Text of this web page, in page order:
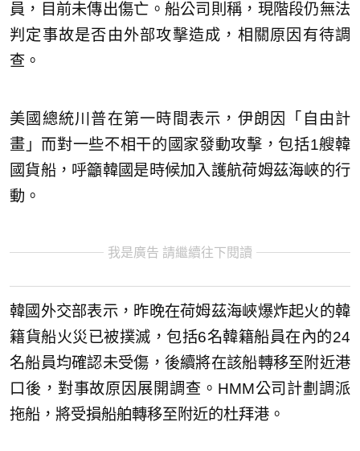
員，目前未傳出傷亡。船公司則稱，現階段仍無法
判定事故是否由外部攻擊造成，相關原因有待調
查。
美國總統川普在第一時間表示， 伊朗因「自由計
畫」而對一些不相干的國家發動攻擊，包括1艘韓
國貨船，呼籲韓國是時候加入護航荷姆茲海峽的行
動。
我是廣告 請繼續往下閱讀
韓國外交部表示，昨晚在荷姆茲海峽爆炸起火的韓
籍貨船火災已被撲滅，包括6名韓籍船員在內的24
名船員均確認未受傷，後續將在該船轉移至附近港
口後，對事故原因展開調查。HMM公司計劃調派
拖船，將受損船舶轉移至附近的杜拜港。